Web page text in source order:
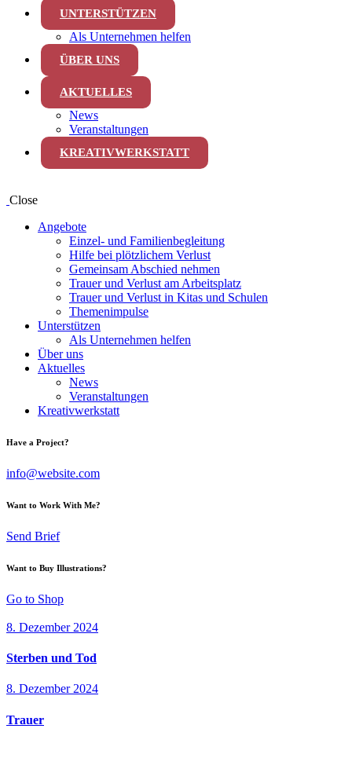
UNTERSTÜTZEN
Als Unternehmen helfen
ÜBER UNS
AKTUELLES
News
Veranstaltungen
KREATIVWERKSTATT
Close
Angebote
Einzel- und Familienbegleitung
Hilfe bei plötzlichem Verlust
Gemeinsam Abschied nehmen
Trauer und Verlust am Arbeitsplatz
Trauer und Verlust in Kitas und Schulen
Themenimpulse
Unterstützen
Als Unternehmen helfen
Über uns
Aktuelles
News
Veranstaltungen
Kreativwerkstatt
Have a Project?
info@website.com
Want to Work With Me?
Send Brief
Want to Buy Illustrations?
Go to Shop
8. Dezember 2024
Sterben und Tod
8. Dezember 2024
Trauer